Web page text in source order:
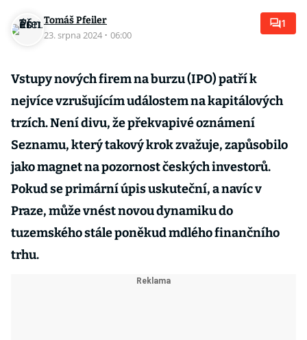
Tomáš Pfeiler
23. srpna 2024 · 06:00
1
Vstupy nových firem na burzu (IPO) patří k
nejvíce vzrušujícím udá­lostem na kapitálových
trzích. Není divu, že překvapivé oznámení
Seznamu, který takový krok zvažuje, zapůsobilo
jako magnet na pozornost českých investorů.
Pokud se primární úpis uskuteční, a navíc v
Praze, může vnést novou dynamiku do
tuzemského stále poněkud mdlého finančního
trhu.